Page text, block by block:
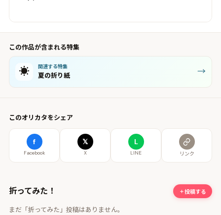
この作品が含まれる特集
☀️ 関連する特集
夏の折り紙 →
このオリカタをシェア
f
Facebook
𝕏
X
L
LINE リンク
折ってみた！ 投稿する
まだ「折ってみた」投稿はありません。